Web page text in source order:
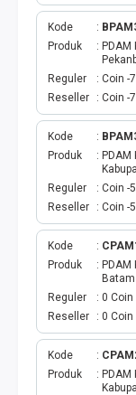
VOUCHER
VOUCHER
AXIS VOUCHER
E MONEY
PDAM
TV PASCABAYAR
LISTRIK
CICILAN
Kode
Produk
Reguler
Coin -
Reseller
Coin -
Kode
Produk
PDAM
Reguler
Coin -
Reseller
Coin -
Kode
Produk
PDAM
Batam
Reguler
0 Coin
Reseller
0 Coin
Kode
Produk
PDAM